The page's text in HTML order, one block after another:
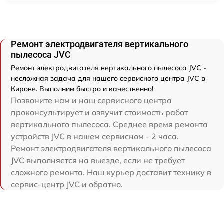
Ремонт электродвигателя вертикального
пылесоса JVC
Ремонт электродвигателя вертикального пылесоса JVC -
несложная задача для нашего сервисного центра JVC в
Кирове. Выполним быстро и качественно!
Позвоните нам и наш сервисного центра
проконсультирует и озвучит стоимость работ
вертикального пылесоса. Среднее время ремонта
устройств JVC в нашем сервисном - 2 часа.
Ремонт электродвигателя вертикального пылесоса
JVC выполняется на выезде, если не требует
сложного ремонта. Наш курьер доставит технику в
сервис-центр JVC и обратно.